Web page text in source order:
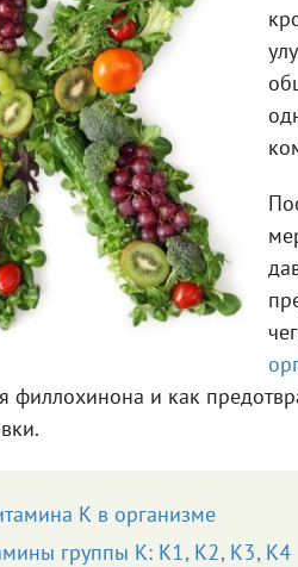
филлохинона и как
К в организме
группы К: К1, К2, К3, К4